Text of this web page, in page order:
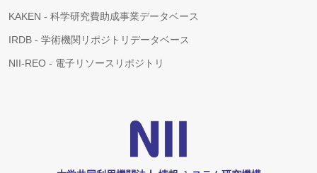
KAKEN - 科学研究費助成事業データベース
IRDB - 学術機関リポジトリデータベース
NII-REO - 電子リソースリポジトリ